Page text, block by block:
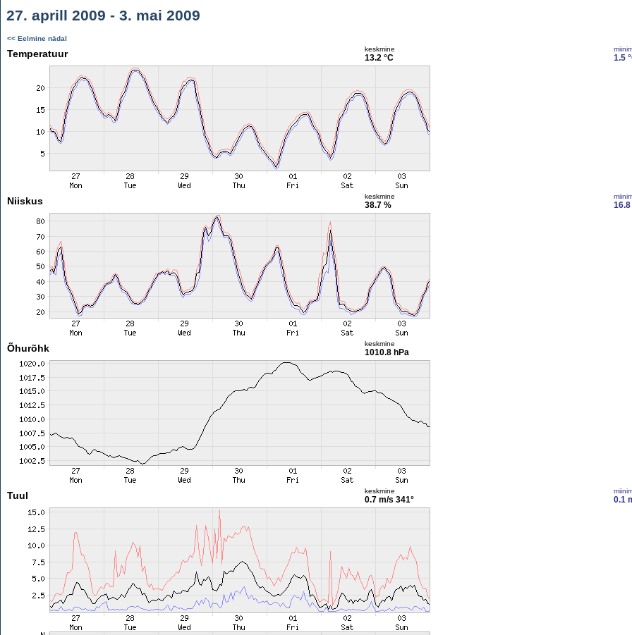
27. aprill 2009 - 3. mai 2009
<< Eelmine nädal
Temperatuur keskmine
13.2 °C 1.5
Niiskus keskmine
38.7 % 16.8
Õhurõhk keskmine
1010.8 hPa
Tuul keskmine
0.7 m/s 341° 0.1